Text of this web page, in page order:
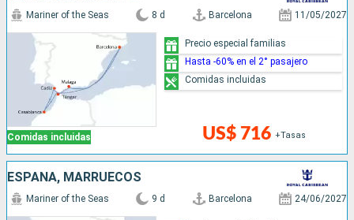
Comidas incluidas
Mariner of the Seas 8 d Barcelona 11/05/2027
US$ 716 +Tasas
Precio especial familias
Hasta -60% en el 2° pasajero
Comidas incluidas
ESPAÑA, MARRUECOS
Mariner of the Seas 9 d Barcelona 24/06/2027